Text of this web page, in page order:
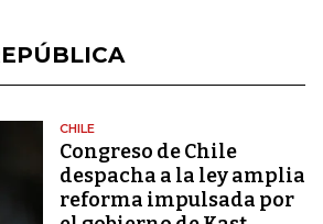
CHILE
Congreso de Chile
despacha a la ley amplia
reforma impulsada por